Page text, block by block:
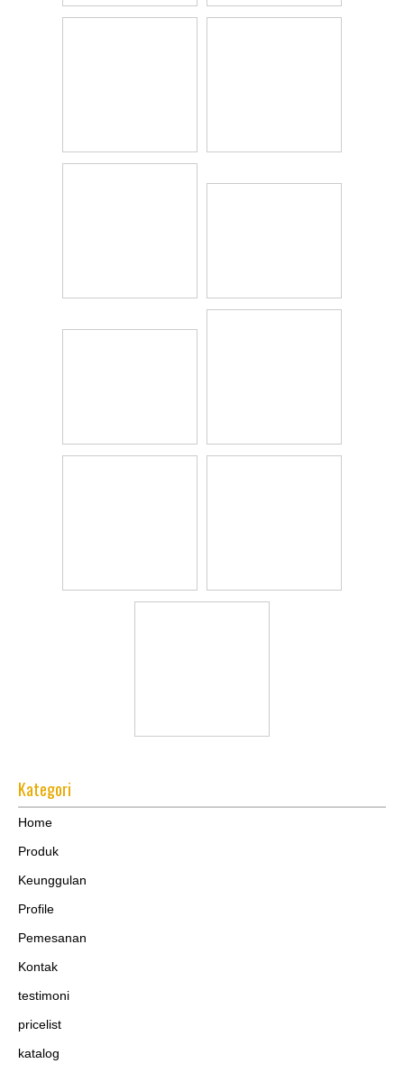
Kategori
Home
Produk
Keunggulan
Profile
Pemesanan
Kontak
testimoni
pricelist
katalog